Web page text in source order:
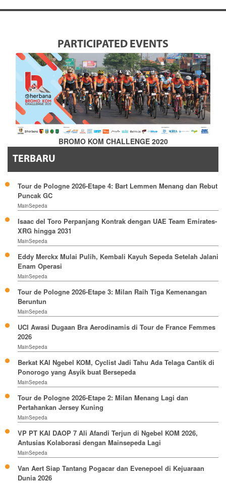
PARTICIPATED EVENTS
BROMO KOM CHALLENGE 2020
TERBARU
Tour de Pologne 2026-Etape 4: Bart Lemmen Menang dan Rebut
Puncak GC
MainSepeda
Isaac del Toro Perpanjang Kontrak dengan UAE Team Emirates-
XRG hingga 2031
MainSepeda
Eddy Merckx Mulai Pulih, Kembali Kayuh Sepeda Setelah Jalani
Enam Operasi
MainSepeda
Tour de Pologne 2026-Etape 3: Milan Raih Tiga Kemenangan
Beruntun
MainSepeda
UCI Awasi Dugaan Bra Aerodinamis di Tour de France Femmes
2026
MainSepeda
Berkat KAI Ngebel KOM, Cyclist Jadi Tahu Ada Telaga Cantik di
Ponorogo yang Asyik buat Bersepeda
MainSepeda
Tour de Pologne 2026-Etape 2: Milan Menang Lagi dan
Pertahankan Jersey Kuning
MainSepeda
VP PT KAI DAOP 7 Ali Afandi Terjun di Ngebel KOM 2026,
Antusias Kolaborasi dengan Mainsepeda Lagi
MainSepeda
Van Aert Siap Tantang Pogacar dan Evenepoel di Kejuaraan
Dunia 2026